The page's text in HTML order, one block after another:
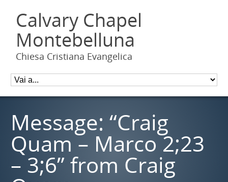
Calvary Chapel
Montebelluna
Chiesa Cristiana Evangelica
Message: “Craig
Quam – Marco 2;23
– 3;6” from Craig